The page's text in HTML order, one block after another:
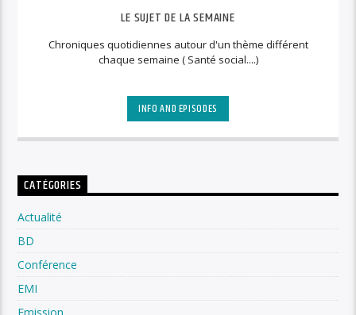
LE SUJET DE LA SEMAINE
Chroniques quotidiennes autour d'un thème différent
chaque semaine ( Santé social....)
INFO AND EPISODES
CATÉGORIES
Actualité
BD
Conférence
EMI